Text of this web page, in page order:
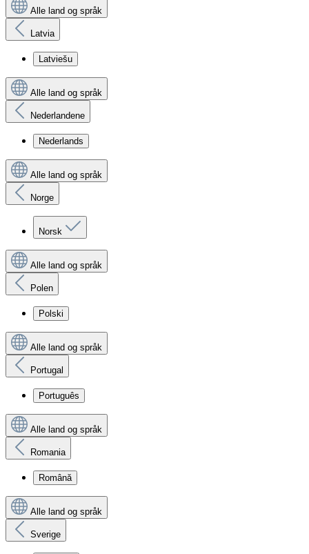
Alle land og språk
Latvia
Latviešu
Alle land og språk
Nederlandene
Nederlands
Alle land og språk
Norge
Norsk
Alle land og språk
Polen
Polski
Alle land og språk
Portugal
Português
Alle land og språk
Romania
Română
Alle land og språk
Sverige